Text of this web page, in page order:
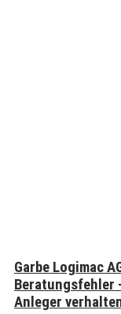
Garbe Logimac
Beratungsfehler
Anleger